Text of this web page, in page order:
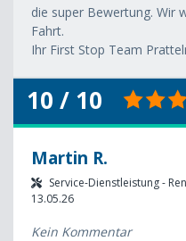
die super Bewertung. Wir
Fahrt.
Ihr First Stop Team
10 / 10
Martin R.
Service-Dienstleistung -
13.05.26
Kein Kommentar